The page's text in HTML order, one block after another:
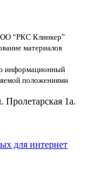
“РКС Клинкер”
материалов
информационный
положениями
Пролетарская 1а.
для интернет